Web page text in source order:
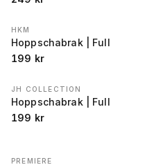
HKM
Hoppschabrak | Full
199 kr
JH COLLECTION
Hoppschabrak | Full
199 kr
PREMIERE